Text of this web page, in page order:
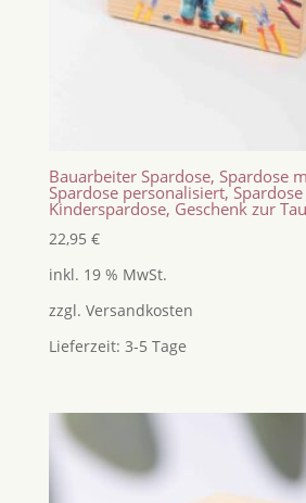
Bauarbeiter Spardose, Spardose
Spardose personalisiert,
Kinderspardose, Geschenk zur
22,95 €
inkl. 19 % MwSt.
zzgl. Versandkosten
Lieferzeit: 3-5 Tage